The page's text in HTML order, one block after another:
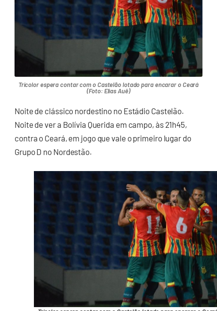
Tricolor espera contar com o Castelão lotado para encarar o Ceará
(Foto: Elias Auê)
Noite de clássico nordestino no Estádio Castelão.
Noite de ver a Bolívia Querida em campo, às 21h45,
contra o Ceará, em jogo que vale o primeiro lugar do
Grupo D no Nordestão.